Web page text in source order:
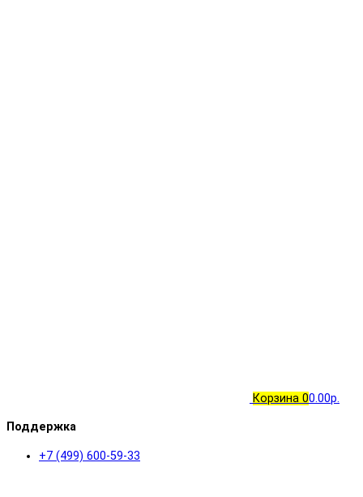
Корзина 00.00р.
Поддержка
+7 (499) 600-59-33